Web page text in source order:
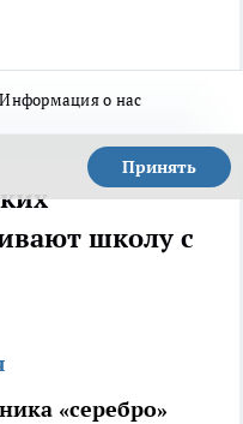
Информация о нас
Принять
школу с
«серебро»